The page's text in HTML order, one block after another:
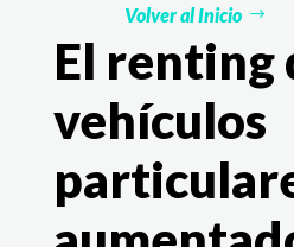
Volver al Inicio
El renting
vehículos